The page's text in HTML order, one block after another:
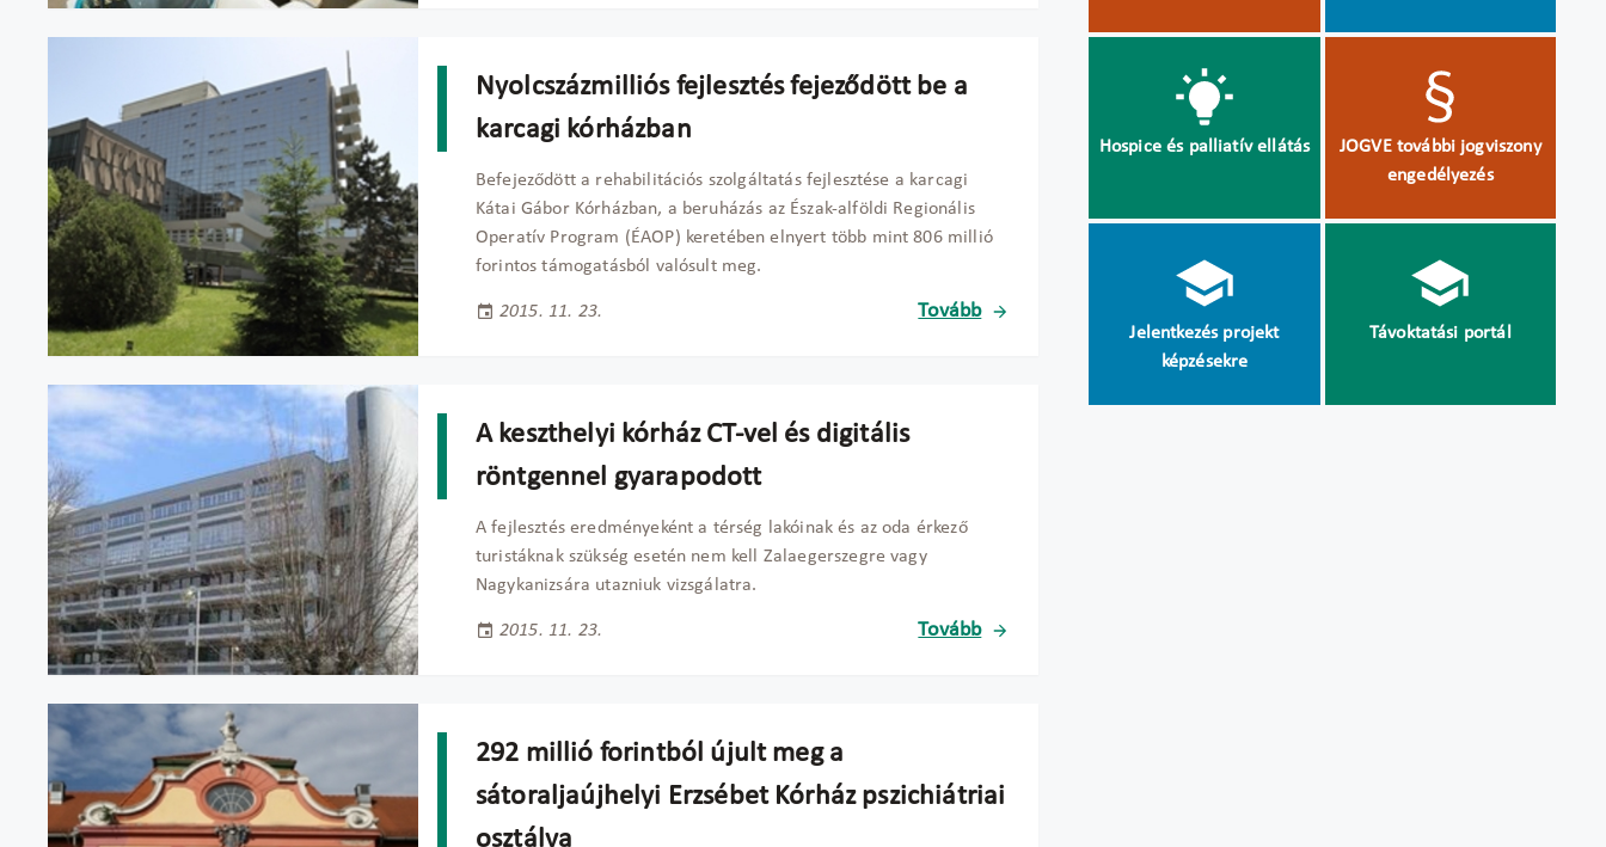
Nyolcszázmilliós fejlesztés fejeződött be a
karcagi kórházban
Befejeződött a rehabilitációs szolgáltatás fejlesztése a karcagi
Kátai Gábor Kórházban, a beruházás az Észak-alföldi Regionális
Operatív Program (ÉAOP) keretében elnyert több mint 806 millió
forintos támogatásból valósult meg.
2015. 11. 23. Tovább
A keszthelyi kórház CT-vel és digitális
röntgennel gyarapodott
A fejlesztés eredményeként a térség lakóinak és az oda érkező
turistáknak szükség esetén nem kell Zalaegerszegre vagy
Nagykanizsára utazniuk vizsgálatra.
2015. 11. 23. Tovább
292 millió forintból újult meg a
sátoraljaújhelyi Erzsébet Kórház pszichiátriai
osztálya
Hospice és palliatív ellátás
JOGVE további jogviszony
engedélyezés
Jelentkezés projekt
képzésekre
Távoktatási portál